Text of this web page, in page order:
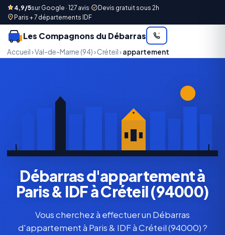
4,9/5sur Google · 127 avis· Devis gratuit sous 2h·
Paris + 7 départements IDF
Les Compagnons du Débarras
Accueil›Val-de-Marne (94)› Créteil› appartement
Débarras d'appartement à
Paris & IDF à Créteil (94000)
Vous cherchez à effectuer un Débarras
d'appartement à Paris & IDF à Créteil (94000) ?